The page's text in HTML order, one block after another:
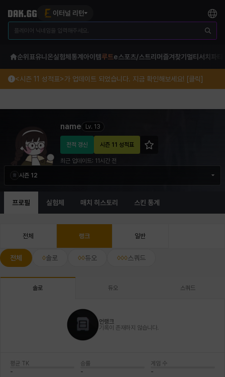
이터널 리턴
순위표유니온실험체 통계 아이템루트e스포츠/스트리머 즐겨찾기 멀티서치 파티
<시즌 11 성적표>가 업데이트 되었습니다. 지금 확인해보세요! [클릭]
name
Lv. 13
전적 갱신 시즌 11 성적표
최근 업데이트: 11시간 전
시즌 12
프로필 실험체 매치 히스토리 스킨 통계
전체 랭크 일반
전체 솔로 듀오 스쿼드
솔로 듀오 스쿼드
언랭크
기록이 존재하지 않습니다.
평균 TK
-
승률
-
게임 수
-